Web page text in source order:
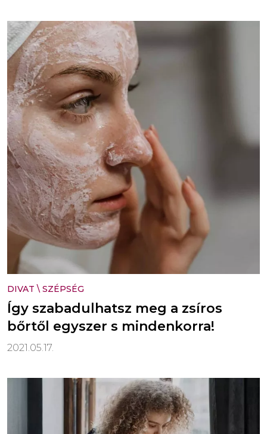
DIVAT \ SZÉPSÉG
Így szabadulhatsz meg a zsíros
bőrtől egyszer s mindenkorra!
2021.05.17.